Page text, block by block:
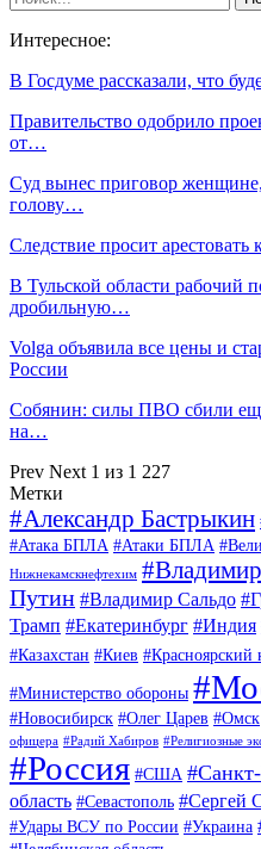
Интересное:
В Госдуме рассказали, что
Правительство одобрило
от…
Суд вынес приговор
голову…
Следствие просит
В Тульской области рабочий
дробильную…
Volga объявила все цены и
России
Собянин: силы ПВО сбили
на…
Prev Next 1 из 1 227
Метки
#Александр Бастрыкин
#Атака БПЛА #Атаки БПЛА
Нижнекамскнефтехим
Путин #Владимир Сальдо
Трамп #Екатеринбург #Индия
#Казахстан #Киев #Красноярский
#Министерство обороны
#Новосибирск #Олег Царев #Омск
офицера #Радий Хабиров #Религиозные
#Россия #США
область #Севастополь #Сергей
#Удары ВСУ по России #Украина